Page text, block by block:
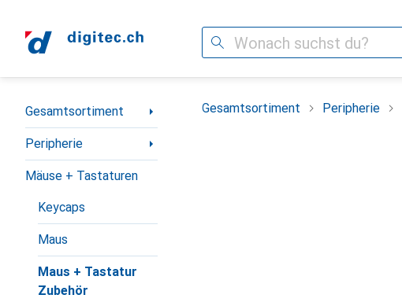
Suche
Navigation nach Kategorien
Gesamtsortiment
Peripherie
Mäuse + Tastaturen
Keycaps
Maus
Maus + Tastatur
Zubehör
Gesamtsortiment Peripherie